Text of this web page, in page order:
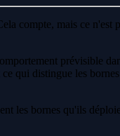
compte, mais ce n'est
prévisible
qui distingue les bornes
les bornes qu'ils